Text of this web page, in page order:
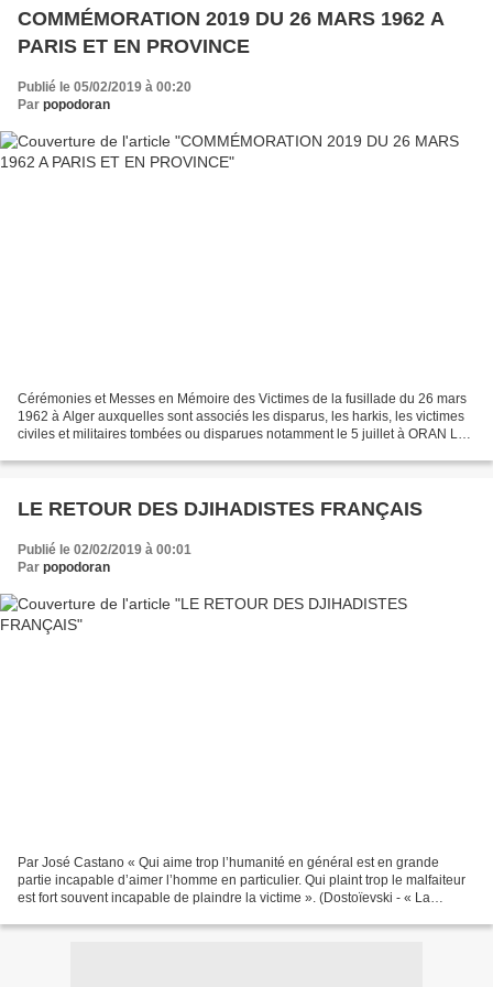
COMMÉMORATION 2019 DU 26 MARS 1962 A
PARIS ET EN PROVINCE
Publié le 05/02/2019 à 00:20
Par popodoran
Cérémonies et Messes en Mémoire des Victimes de la fusillade du 26 mars
1962 à Alger auxquelles sont associés les disparus, les harkis, les victimes
civiles et militaires tombées ou disparues notamment le 5 juillet à ORAN LE
LE RETOUR DES DJIHADISTES FRANÇAIS
Publié le 02/02/2019 à 00:01
Par popodoran
Par José Castano « Qui aime trop l’humanité en général est en grande
partie incapable d’aimer l’homme en particulier. Qui plaint trop le malfaiteur
est fort souvent incapable de plaindre la victime ». (Dostoïevski - « La